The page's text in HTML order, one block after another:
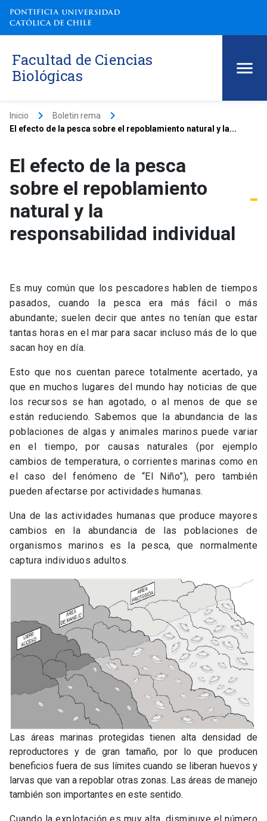
Facultad de Ciencias
Biológicas
Inicio keyboard_arrow_right Boletin rema keyboard_arrow_right
El efecto de la pesca sobre el repoblamiento natural y la...
El efecto de la pesca
sobre el repoblamiento
natural y la
responsabilidad individual
Es muy común que los pescadores hablen de tiempos
pasados, cuando la pesca era más fácil o más
abundante; suelen decir que antes no tenían que estar
tantas horas en el mar para sacar incluso más de lo que
sacan hoy en día.
Esto que nos cuentan parece totalmente acertado, ya
que en muchos lugares del mundo hay noticias de que
los recursos se han agotado, o al menos de que se
están reduciendo. Sabemos que la abundancia de las
poblaciones de algas y animales marinos puede variar
en el tiempo, por causas naturales (por ejemplo
cambios de temperatura, o corrientes marinas como en
el caso del fenómeno de “El Niño”), pero también
pueden afectarse por actividades humanas.
Una de las actividades humanas que produce mayores
cambios en la abundancia de las poblaciones de
organismos marinos es la pesca, que normalmente
captura individuos adultos.
Las áreas marinas protegidas tienen alta densidad de
reproductores y de gran tamaño, por lo que producen
beneficios fuera de sus límites cuando se liberan huevos y
larvas que van a repoblar otras zonas. Las áreas de manejo
también son importantes en este sentido.